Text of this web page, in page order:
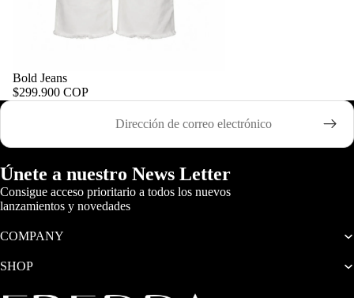
Bold Jeans
$299.900 COP
Correo electrónico
Únete a nuestro News Letter
Consigue acceso prioritario a todos los nuevos
lanzamientos y novedades
COMPANY
SHOP